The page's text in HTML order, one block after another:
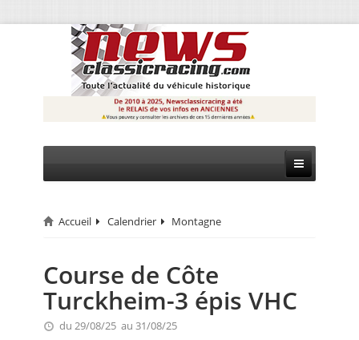
CIRCUIT
RALLYE
MONTAGNE
EVÈNEMENTS
Accueil Calendrier Montagne
Course de Côte
Turckheim-3 épis VHC
du 29/08/25 au 31/08/25